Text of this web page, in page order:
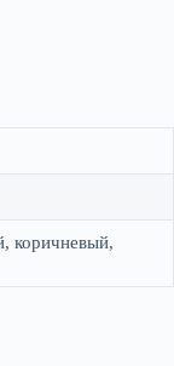
коричневый,